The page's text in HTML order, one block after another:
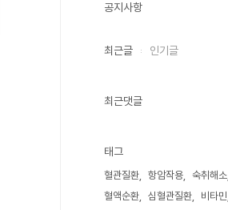
공지사항
최근글 인기글
최근댓글
태그
혈관질환 항암작용 숙취해소
혈액순환
심혈관질환 비타민